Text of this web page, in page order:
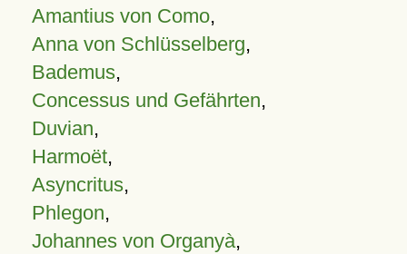
Amantius von Como,
Anna von Schlüsselberg,
Bademus,
Concessus und Gefährten,
Duvian,
Harmoët,
Asyncritus,
Phlegon,
Johannes von Organyà,